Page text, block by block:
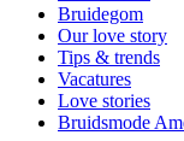
Bruidegom
Our love story
Tips & trends
Vacatures
Love stories
Bruidsmode